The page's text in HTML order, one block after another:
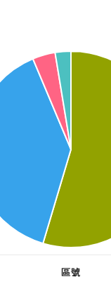
區號